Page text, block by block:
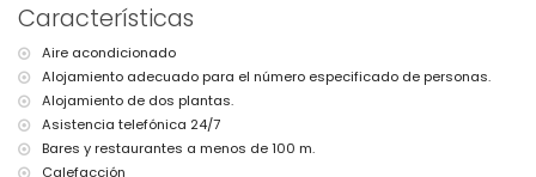
Orilla o ribera más cercana: Mar Mediterráneo (a menos de 8
Playa más cercana: La Grava, Jávea (a menos de 8 kilómetros del
apartamento)
Puerto más cercano: Aduanas de Mar (a menos de 8 kilómetros del
apartamento)
Parque más cercano: Montgó (a menos de 2 kilómetros del
apartamento)
Características
Aire acondicionado
Alojamiento adecuado para el número especificado de personas.
Alojamiento de dos plantas.
Asistencia telefónica 24/7
Bares y restaurantes a menos de 100 m.
Calefacción